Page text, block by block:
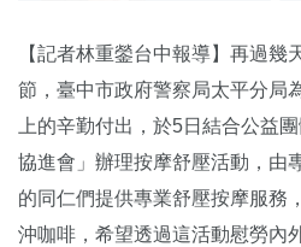
【記者林重鎣台中報導】再過
節，臺中市政府警察局太平分局
上的辛勤付出，於5日結合公益
協進會」辦理按摩舒壓活動，由
的同仁們提供專業舒壓按摩服務
沖咖啡，希望透過這活動慰勞內